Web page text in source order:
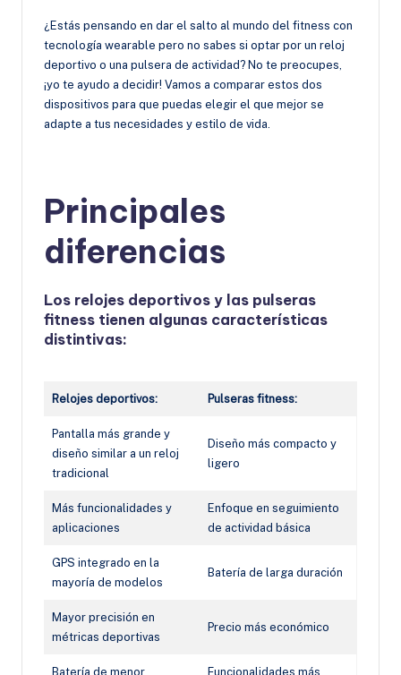
¿Estás pensando en dar el salto al mundo del fitness con
tecnología wearable pero no sabes si optar por un reloj
deportivo o una pulsera de actividad? No te preocupes,
¡yo te ayudo a decidir! Vamos a comparar estos dos
dispositivos para que puedas elegir el que mejor se
adapte a tus necesidades y estilo de vida.
Principales
diferencias
Los relojes deportivos y las pulseras
fitness tienen algunas características
distintivas:
Relojes deportivos: Pulseras fitness:
Pantalla más grande y
diseño similar a un reloj
tradicional
Diseño más compacto y
ligero
Más funcionalidades y
aplicaciones
Enfoque en seguimiento
de actividad básica
GPS integrado en la
mayoría de modelos
Batería de larga duración
Mayor precisión en
métricas deportivas
Precio más económico
Batería de menor
Funcionalidades más